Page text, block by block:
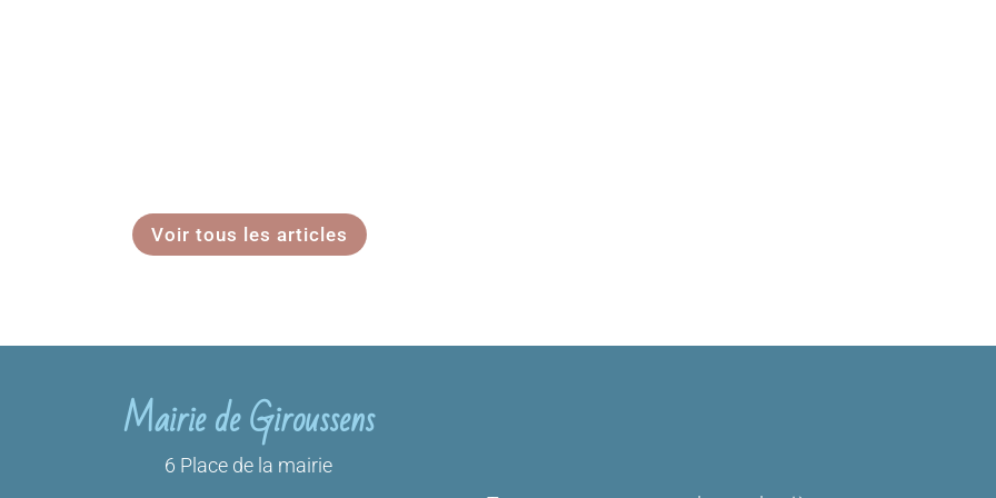
Voir tous les articles
Mairie de Giroussens
6 Place de la mairie